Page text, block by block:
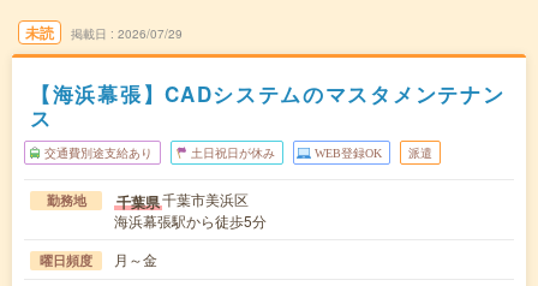
未読 掲載日 2026/07/29
【海浜幕張】CADシステムのマスタメンテナン
ス
交通費別途支給あり 土日祝日が休み WEB登録OK 派遣
勤務地 千葉県千葉市美浜区
海浜幕張駅から徒歩5分
曜日頻度 月～金